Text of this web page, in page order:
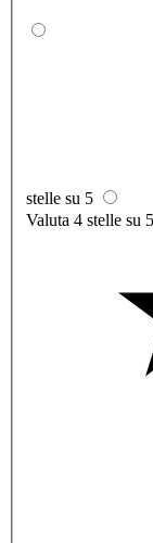
stelle su 5
Valuta 4 stelle su 5